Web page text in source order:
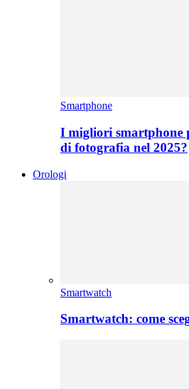
Smartphone
I migliori smartphone
di fotografia nel 2025?
Orologi
Smartwatch
Smartwatch: come